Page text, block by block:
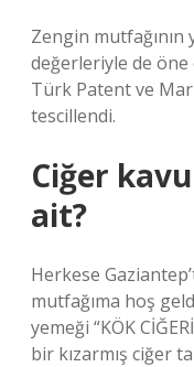
Zengin mutfağının
değerleriyle de öne
Türk Patent ve
tescillendi.
Ciğer
ait?
Herkese
mutfağıma hoş
yemeği “KÖK
bir kızarmış ciğer